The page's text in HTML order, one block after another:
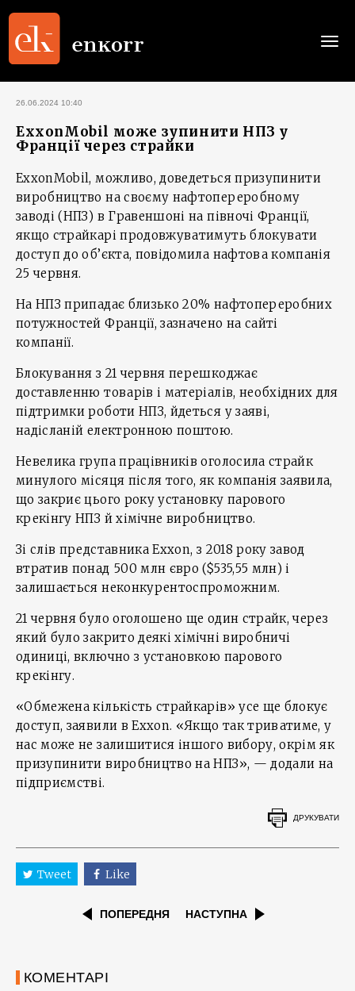
26.06.2024 10:40
ExxonMobil може зупинити НПЗ у
Франції через страйки
ExxonMobil, можливо, доведеться призупинити
виробництво на своєму нафтопереробному
заводі (НПЗ) в Гравеншоні на півночі Франції,
якщо страйкарі продовжуватимуть блокувати
доступ до об’єкта, повідомила нафтова компанія
25 червня.
На НПЗ припадає близько 20% нафтопереробних
потужностей Франції, зазначено на сайті
компанії.
Блокування з 21 червня перешкоджає
доставленню товарів і матеріалів, необхідних для
підтримки роботи НПЗ, йдеться у заяві,
надісланій електронною поштою.
Невелика група працівників оголосила страйк
минулого місяця після того, як компанія заявила,
що закриє цього року установку парового
крекінгу НПЗ й хімічне виробництво.
Зі слів представника Exxon, з 2018 року завод
втратив понад 500 млн євро ($535,55 млн) і
залишається неконкурентоспроможним.
21 червня було оголошено ще один страйк, через
який було закрито деякі хімічні виробничі
одиниці, включно з установкою парового
крекінгу.
«Обмежена кількість страйкарів» усе ще блокує
доступ, заявили в Exxon. «Якщо так триватиме, у
нас може не залишитися іншого вибору, окрім як
призупинити виробництво на НПЗ», — додали на
підприємстві.
ДРУКУВАТИ
Tweet Like
ПОПЕРЕДНЯ НАСТУПНА
КОМЕНТАРІ